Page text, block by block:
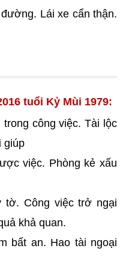
Lái xe cẩn thận.
tuổi Kỷ Mùi 1979:
công việc. Tài lộc
giúp
việc. Phòng kẻ xấu
tờ. Công việc trở ngại
khả quan.
bất an. Hao tài ngoại